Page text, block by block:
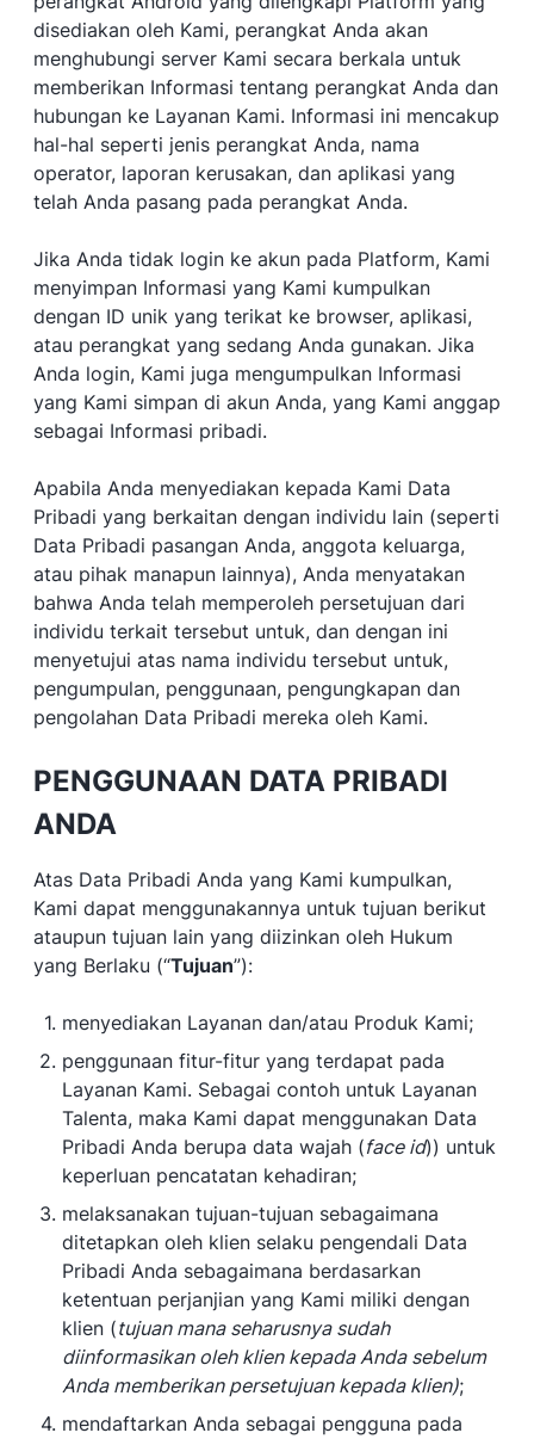
disediakan oleh Kami, perangkat Anda akan
menghubungi server Kami secara berkala untuk
memberikan Informasi tentang perangkat Anda dan
hubungan ke Layanan Kami. Informasi ini mencakup
hal-hal seperti jenis perangkat Anda, nama
operator, laporan kerusakan, dan aplikasi yang
telah Anda pasang pada perangkat Anda.
Jika Anda tidak login ke akun pada Platform, Kami
menyimpan Informasi yang Kami kumpulkan
dengan ID unik yang terikat ke browser, aplikasi,
atau perangkat yang sedang Anda gunakan. Jika
Anda login, Kami juga mengumpulkan Informasi
yang Kami simpan di akun Anda, yang Kami anggap
sebagai Informasi pribadi.
Apabila Anda menyediakan kepada Kami Data
Pribadi yang berkaitan dengan individu lain (seperti
Data Pribadi pasangan Anda, anggota keluarga,
atau pihak manapun lainnya), Anda menyatakan
bahwa Anda telah memperoleh persetujuan dari
individu terkait tersebut untuk, dan dengan ini
menyetujui atas nama individu tersebut untuk,
pengumpulan, penggunaan, pengungkapan dan
pengolahan Data Pribadi mereka oleh Kami.
PENGGUNAAN DATA PRIBADI
ANDA
Atas Data Pribadi Anda yang Kami kumpulkan,
Kami dapat menggunakannya untuk tujuan berikut
ataupun tujuan lain yang diizinkan oleh Hukum
yang Berlaku (“Tujuan”):
menyediakan Layanan dan/atau Produk Kami;
penggunaan fitur-fitur yang terdapat pada
Layanan Kami. Sebagai contoh untuk Layanan
Talenta, maka Kami dapat menggunakan Data
Pribadi Anda berupa data wajah (face id)) untuk
keperluan pencatatan kehadiran;
melaksanakan tujuan-tujuan sebagaimana
ditetapkan oleh klien selaku pengendali Data
Pribadi Anda sebagaimana berdasarkan
ketentuan perjanjian yang Kami miliki dengan
klien (tujuan mana seharusnya sudah
diinformasikan oleh klien kepada Anda sebelum
Anda memberikan persetujuan kepada klien);
mendaftarkan Anda sebagai pengguna pada